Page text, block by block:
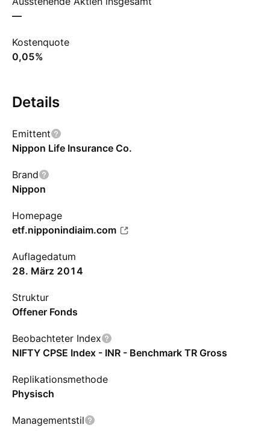
—
Kostenquote
0,05%
Details
Emittent
Nippon Life Insurance Co.
Brand
Nippon
Homepage
etf.nipponindiaim.com
Auflagedatum
28. März 2014
Struktur
Offener Fonds
Beobachteter Index
NIFTY CPSE Index - INR - Benchmark TR Gross
Replikationsmethode
Physisch
Managementstil